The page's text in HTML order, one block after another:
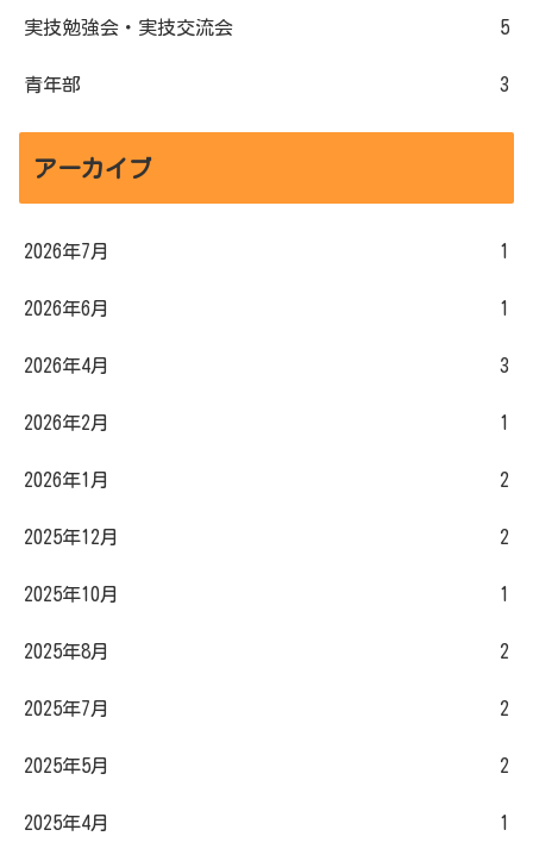
実技勉強会・実技交流会 5
青年部 3
アーカイブ
2026年7月 1
2026年6月 1
2026年4月 3
2026年2月 1
2026年1月 2
2025年12月 2
2025年10月 1
2025年8月 2
2025年7月 2
2025年5月 2
2025年4月 1